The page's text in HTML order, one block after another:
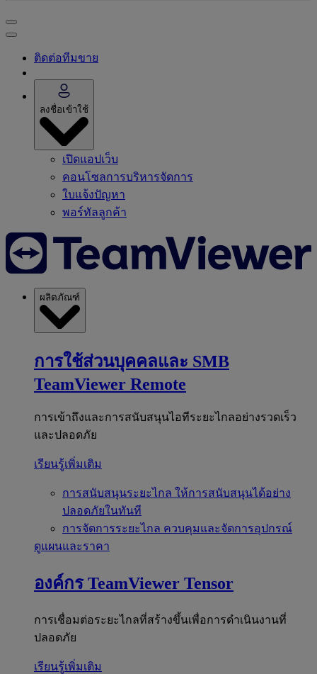
ติดต่อทีมขาย
ลงชื่อเข้าใช้
เปิดแอปเว็บ
คอนโซลการบริหารจัดการ
ใบแจ้งปัญหา
พอร์ทัลลูกค้า
ผลิตภัณฑ์
การใช้ส่วนบุคคลและ SMB
TeamViewer Remote
การเข้าถึงและการสนับสนุนไอทีระยะไกลอย่างรวดเร็ว
และปลอดภัย
เรียนรู้เพิ่มเติม
การสนับสนุนระยะไกล ให้การสนับสนุนได้อย่าง
ปลอดภัยในทันที
การจัดการระยะไกล ควบคุมและจัดการอุปกรณ์
ดูแผนและราคา
องค์กร TeamViewer Tensor
การเชื่อมต่อระยะไกลที่สร้างขึ้นเพื่อการดำเนินงานที่
ปลอดภัย
เรียนรู้เพิ่มเติม